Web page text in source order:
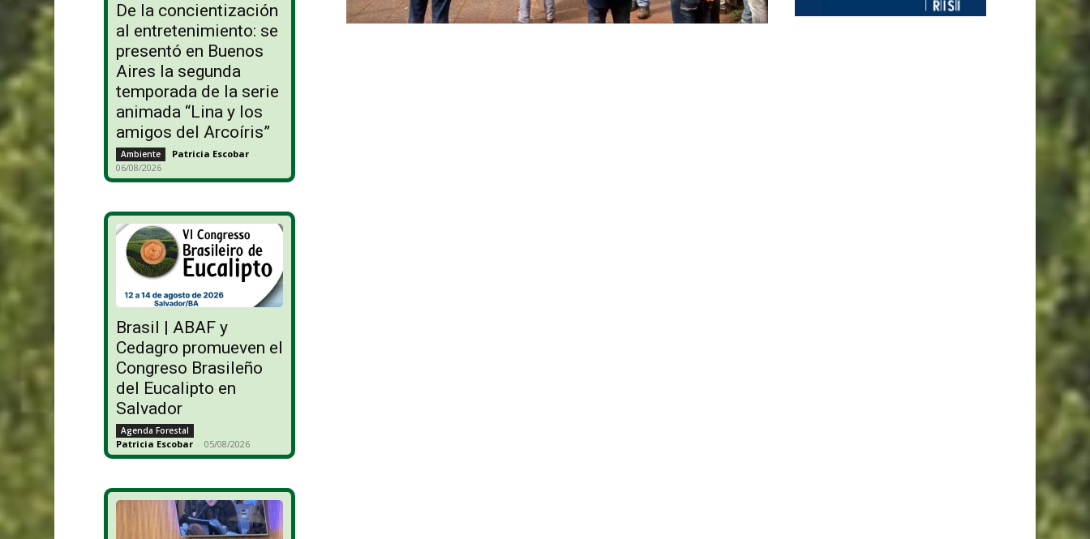
De la concientización
al entretenimiento: se
presentó en Buenos
Aires la segunda
temporada de la serie
animada “Lina y los
amigos del Arcoíris”
Ambiente Patricia Escobar -
06/08/2026
Brasil | ABAF y
Cedagro promueven el
Congreso Brasileño
del Eucalipto en
Salvador
Agenda Forestal
Patricia Escobar - 05/08/2026